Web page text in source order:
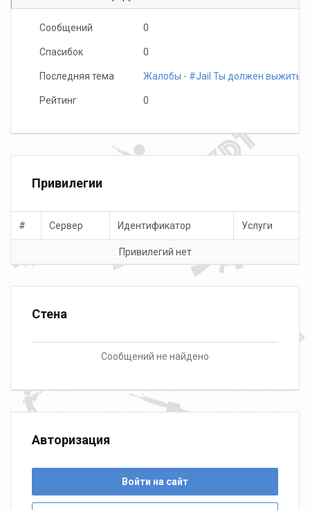
Сообщений 0
Спасибок 0
Последняя тема Жалобы - #Jail Ты должен выжить!
Рейтинг 0
Привилегии
# Сервер Идентификатор Услуги
Привилегий нет
Стена
Сообщений не найдено
Авторизация
Войти на сайт